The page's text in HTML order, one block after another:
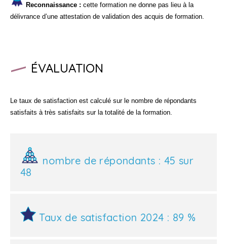
Reconnaissance : cette formation ne donne pas lieu à la
délivrance d’une attestation de validation des acquis de formation.
ÉVALUATION
Le taux de satisfaction est calculé sur le nombre de répondants
satisfaits à très satisfaits sur la totalité de la formation.
nombre de répondants : 45 sur
48
Taux de satisfaction 2024 : 89 %